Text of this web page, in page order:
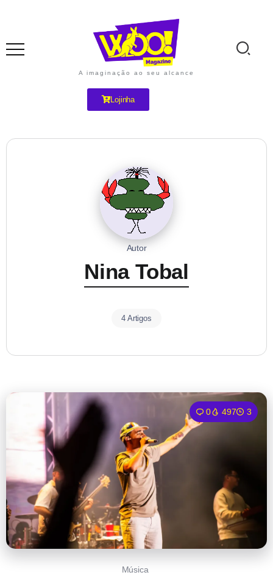
A imaginação ao seu alcance
Lojinha
Autor
Nina Tobal
4 Artigos
0 497 3
Música